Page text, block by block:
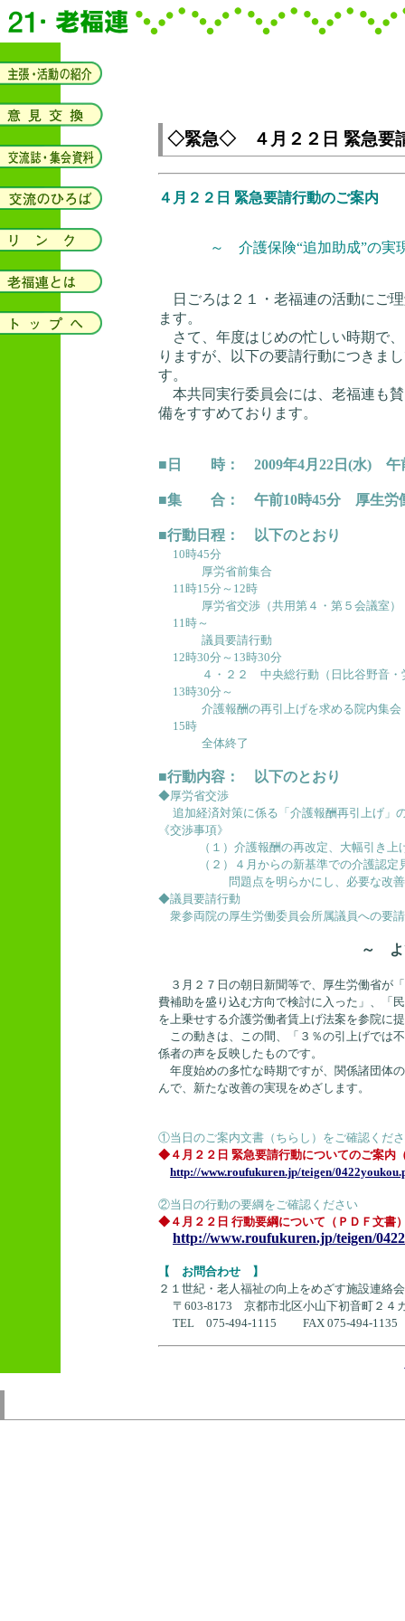
◇緊急◇ ４月２２日 緊急要
４月２２日 緊急要請行動のご案内
～ 介護保険“追加助成”の実
日ごろは２１・老福連の活動にご
ます。
さて、年度はじめの忙しい時期で
りますが、以下の要請行動につきま
す。
本共同実行委員会には、老福連も
備をすすめております。
■日 時： 2009年4月22日(水) 午前
■集 合： 午前10時45分 厚生労
■行動日程： 以下のとおり
10時45分
厚労省前集合
11時15分～12時
厚労省交渉（共用第４・第５会議室）
11時～
議員要請行動
12時30分～13時30分
４・２２ 中央総行動（日比谷野音・
13時30分～
介護報酬の再引上げを求める院内集
15時
全体終了
■行動内容： 以下のとおり
◆厚労省交渉
追加経済対策に係る「介護報酬再引上げ」
《交渉事項》
（１）介護報酬の再改定、大幅引き上
（２）４月からの新基準での介護認定
問題点を明らかにし、必要な改善
◆議員要請行動
衆参両院の厚生労働委員会所属議員への要
～
３月２７日の朝日新聞等で、厚生労働省が
費補助を盛り込む方向で検討に入った」、「
を上乗せする介護労働者賃上げ法案を参院に
この動きは、この間、「３％の引上げでは
係者の声を反映したものです。
年度始めの多忙な時期ですが、関係諸団体
んで、新たな改善の実現をめざします。
①当日のご案内文書（ちらし）をご確認くだ
◆４月２２日 緊急要請行動についてのご案内
http://www.roufukuren.jp/teigen/
②当日の行動の要綱をご確認ください
◆４月２２日 行動要綱について（ＰＤＦ文書
http://www.roufukuren.jp/teigen/
【 お問合わせ 】
２１世紀・老人福祉の向上をめざす施設連絡
〒603‐8173 京都市北区小山下初音町２４
TEL 075‐494‐1115 FAX 075‐494‐1135